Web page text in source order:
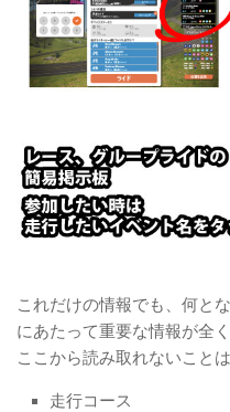
これだけの情報でも、何と
にあたって重要な情報が全
ここから読み取れないこと
走行コース